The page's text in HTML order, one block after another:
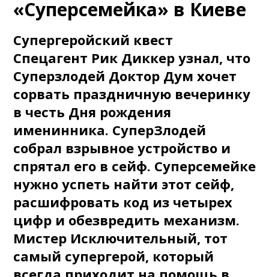
«Суперсемейка» в Киеве
Супергеройский квест
Спецагент Рик Диккер узнал, что
Суперзлодей Доктор Дум хочет
сорвать праздничную вечеринку
в честь Дня рождения
именинника. СуперЗлодей
собрал взрывное устройство и
спрятал его в сейф. Суперсемейке
нужно успеть найти этот сейф,
расшифровать код из четырех
цифр и обезвредить механизм.
Мистер Исключительный, тот
самый супергерой, который